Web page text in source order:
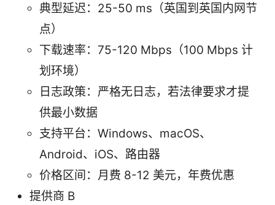
典型延迟：25-50 ms（英国到英国内网节
点）
下载速率：75-120 Mbps（100 Mbps 计
划环境）
日志政策：严格无日志，若法律要求才提
供最小数据
支持平台：Windows、macOS、
Android、iOS、路由器
价格区间：月费 8-12 美元，年费优惠
提供商 B